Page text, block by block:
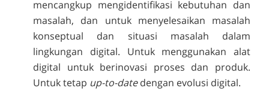
mencangkup mengidentifikasi kebutuhan dan
masalah, dan untuk menyelesaikan masalah
konseptual dan situasi masalah dalam
lingkungan digital. Untuk menggunakan alat
digital untuk berinovasi proses dan produk.
Untuk tetap up-to-datedengan evolusi digital.